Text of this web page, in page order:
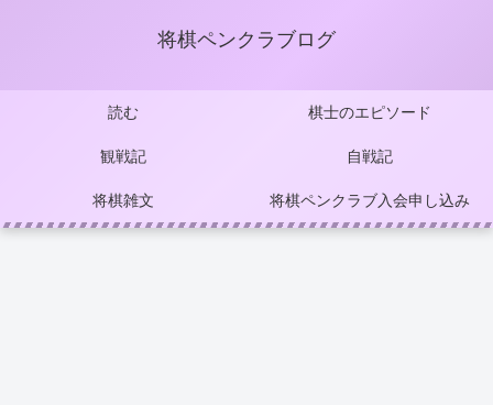
将棋ペンクラブログ
読む 棋士のエピソード
観戦記 自戦記
将棋雑文 将棋ペンクラブ入会申し込み